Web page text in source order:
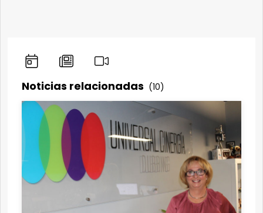
Noticias relacionadas (10)